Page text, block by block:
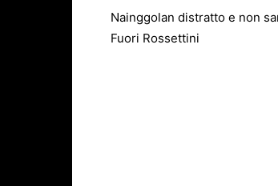
Nainggolan distratto e non
Fuori Rossettini